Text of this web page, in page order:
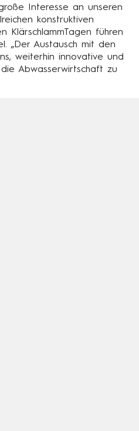
Interesse an unseren
konstruktiven
KlärschlammTagen führen
„Der Austausch mit den
weiterhin innovative und
Abwasserwirtschaft zu